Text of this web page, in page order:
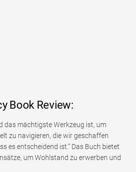
Book Review:
das mächtigste Werkzeug ist, um
zu navigieren, die wir geschaffen
es entscheidend ist.“ Das Buch bietet
um Wohlstand zu erwerben und